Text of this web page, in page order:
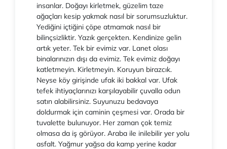
insanlar. Doğayı kirletmek, güzelim taze
ağaçları kesip yakmak nasıl bir sorumsuzluktur.
Yediğini içtiğini çöpe atmamak nasıl bir
bilinçsizliktir. Yazık gerçekten. Kendinize gelin
artık yeter. Tek bir evimiz var. Lanet olası
binalarınızın dışı da evimiz. Tek evimiz doğayı
katletmeyin. Kirletmeyin. Koruyun birazcık.
Neyse köy girişinde ufak iki bakkal var. Ufak
tefek ihtiyaçlarınızı karşılayabilir çuvalla odun
satın alabilirsiniz. Suyunuzu bedavaya
doldurmak için caminin çeşmesi var. Orada bir
tuvalette bulunuyor. Her zaman çok temiz
olmasa da iş görüyor. Araba ile inilebilir yer yolu
asfalt. Yağmur yağsa da kamp yerine kadar